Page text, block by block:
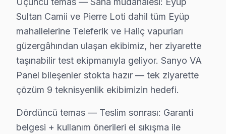
• Eyüp'de sadece orijinal parça kullanıyoruz. size
• Osiloskop, ESR ölçer, termal kamera ile teşhis
Bir de şunu ekleyelim:, Eyüp Sultan Camii, Pierre
Sanyo TV'lerde Sık Görülen Arızalar
Sanyo televizyonlar kaliteli yapısıyla öne çıksa da
Sanyo LED televizyon paneli ve VA Panel modellerde
Panel sorunu da Sanyo kullanıcılarının sıkça
Sultan Camii ve Pierre Loti dahil tüm Eyüp
mahallelerine Teleferik ve Haliç vapurları
güzergâhından ulaşan ekibimiz, her ziyarette
taşınabilir test ekipmanıyla geliyor. Sanyo VA
Panel bileşenler stokta hazır — tek ziyarette
çözüm 9 teknisyenlik ekibimizin hedefi.
Dördüncü temas — Teslim sonrası: Garanti
belgesi + kullanım önerileri el sıkışma ile